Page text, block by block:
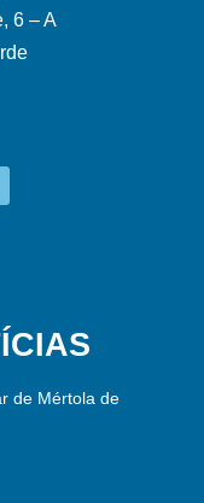
6 – A
de Mértola de